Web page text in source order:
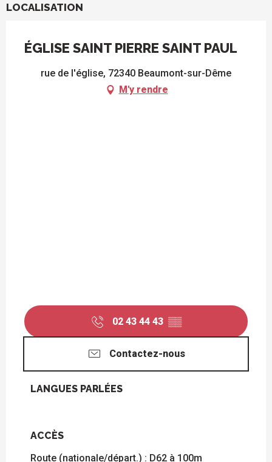
LOCALISATION
ÉGLISE SAINT PIERRE SAINT PAUL
rue de l'église, 72340 Beaumont-sur-Dême
M'y rendre
02 43 44 43 ▒▒
Contactez-nous
LANGUES PARLÉES
LANGUES PARLÉES
ACCÈS
ACCÈS
Route (nationale/départ.) : D62 à 100m